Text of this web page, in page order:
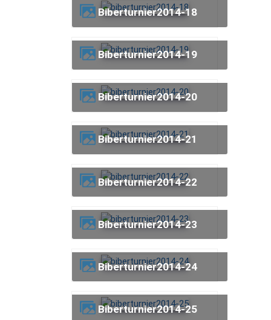
biberturnier2014-18
biberturnier2014-19
biberturnier2014-20
biberturnier2014-21
biberturnier2014-22
biberturnier2014-23
biberturnier2014-24
biberturnier2014-25